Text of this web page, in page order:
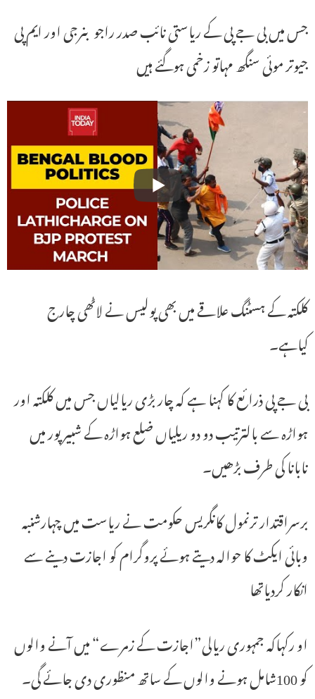
جس میں بی جے پی کے ریاستی نائب صدر راجو بنرجی اور ایم پی
جیوتر موئی سنگھ مہاتو زخمی ہوگئے ہیں
کلکتہ کے ہسٹنگ علاقے میں بھی پولیس نے لاٹھی چارج
کیاہے۔
بی جے پی ذرائع کا کہنا ہے کہ چار بڑی ریالیاں جس میں کلکتہ اور
ہواڑہ سے بالترتیب دو دو ریلیاں ضلع ہواڑہ کے شبیر پور میں
نابانا کی طرف بڑھیں۔
برسراقتدار ترنمول کانگریس حکومت نے ریاست میں چہارشنبہ
وبائی ایکٹ کا حوالہ دیتے ہوئے پروگرام کو اجازت دینے سے
انکار کردیاتھا
او رکہاکہ جمہوری ریالی”اجازت کے زمرے“ میں آنے والوں
کو 100شامل ہونے والوں کے ساتھ منظوری دی جائے گی۔